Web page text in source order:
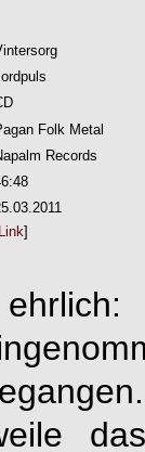
Folk Metal
Records
]